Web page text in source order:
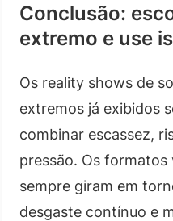
Conclusão:
extremo e use
Os reality shows de
extremos já exibidos
combinar escassez,
pressão. Os formatos
sempre giram em
desgaste contínuo e